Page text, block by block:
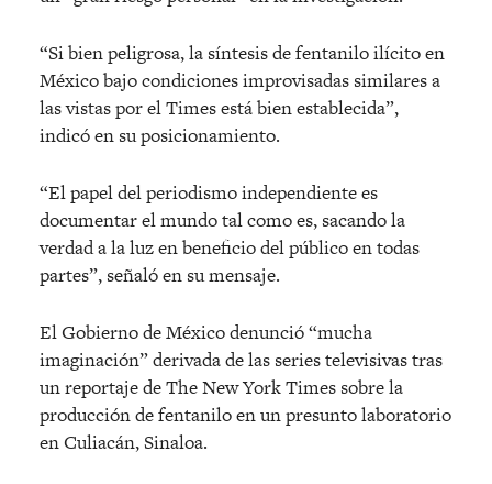
“Si bien peligrosa, la síntesis de fentanilo ilícito en
México bajo condiciones improvisadas similares a
las vistas por el Times está bien establecida”,
indicó en su posicionamiento.
“El papel del periodismo independiente es
documentar el mundo tal como es, sacando la
verdad a la luz en beneficio del público en todas
partes”, señaló en su mensaje.
El Gobierno de México denunció “mucha
imaginación” derivada de las series televisivas tras
un reportaje de The New York Times sobre la
producción de fentanilo en un presunto laboratorio
en Culiacán, Sinaloa.